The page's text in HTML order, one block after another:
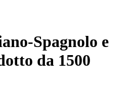
Spagnolo e
da 1500